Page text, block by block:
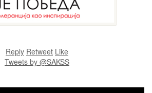
Reply Retweet Like
Tweets by @SAKSS